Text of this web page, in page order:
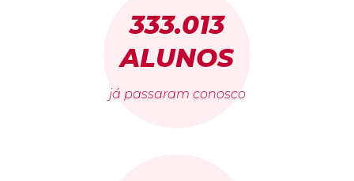
333.013
ALUNOS
já passaram conosco